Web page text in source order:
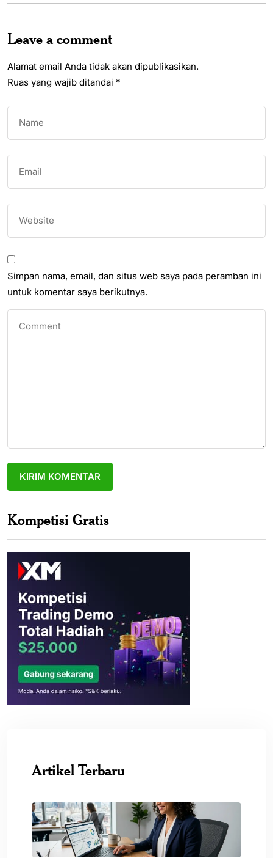
Leave a comment
Alamat email Anda tidak akan dipublikasikan.
Ruas yang wajib ditandai *
Simpan nama, email, dan situs web saya pada peramban ini
untuk komentar saya berikutnya.
Kompetisi Gratis
Artikel Terbaru